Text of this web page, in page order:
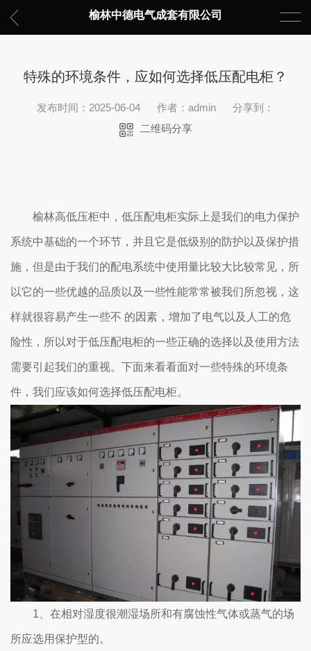
榆林中德电气成套有限公司
特殊的环境条件，应如何选择低压配电柜？
发布时间：2025-06-04 作者：admin
分享到：
二维码分享
榆林高低压柜中，低压配电柜实际上是我们的电力保护
系统中基础的一个环节，并且它是低级别的防护以及保护措
施，但是由于我们的配电系统中使用量比较大比较常见，所
以它的一些优越的品质以及一些性能常常被我们所忽视，这
样就很容易产生一些不 的因素，增加了电气以及人工的危
险性，所以对于低压配电柜的一些正确的选择以及使用方法
需要引起我们的重视。下面来看看面对一些特殊的环境条
件，我们应该如何选择低压配电柜。
1、在相对湿度很潮湿场所和有腐蚀性气体或蒸气的场
所应选用保护型的。